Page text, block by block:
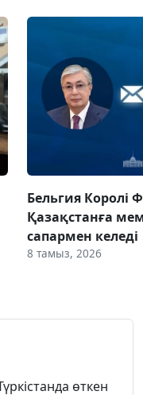
Бельгия Королі
Қазақстанға
сапармен келеді
8 тамыз, 2026
өткен